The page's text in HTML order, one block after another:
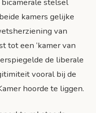
stelsel
kamers gelijke
van
tot een ‘kamer van
de liberale
vooral bij de
hoorde te liggen.